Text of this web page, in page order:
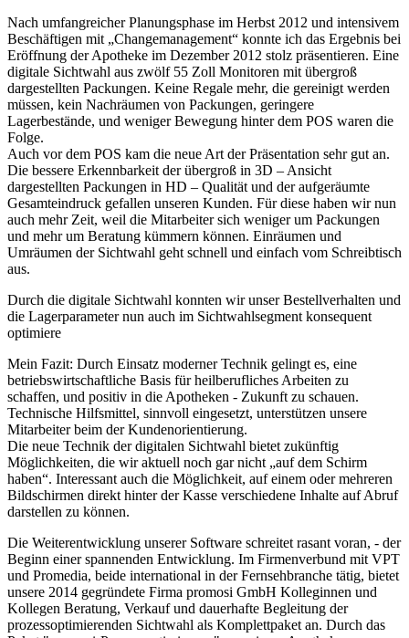
Nach umfangreicher Planungsphase im Herbst 2012 und intensivem
Beschäftigen mit „Changemanagement“ konnte ich das Ergebnis bei
Eröffnung der Apotheke im Dezember 2012 stolz präsentieren. Eine
digitale Sichtwahl aus zwölf 55 Zoll Monitoren mit übergroß
dargestellten Packungen. Keine Regale mehr, die gereinigt werden
müssen, kein Nachräumen von Packungen, geringere
Lagerbestände, und weniger Bewegung hinter dem POS waren die
Folge.
Auch vor dem POS kam die neue Art der Präsentation sehr gut an.
Die bessere Erkennbarkeit der übergroß in 3D – Ansicht
dargestellten Packungen in HD – Qualität und der aufgeräumte
Gesamteindruck gefallen unseren Kunden. Für diese haben wir nun
auch mehr Zeit, weil die Mitarbeiter sich weniger um Packungen
und mehr um Beratung kümmern können. Einräumen und
Umräumen der Sichtwahl geht schnell und einfach vom Schreibtisch
aus.
Durch die digitale Sichtwahl konnten wir unser Bestellverhalten und
die Lagerparameter nun auch im Sichtwahlsegment konsequent
optimiere
Mein Fazit: Durch Einsatz moderner Technik gelingt es, eine
betriebswirtschaftliche Basis für heilberufliches Arbeiten zu
schaffen, und positiv in die Apotheken - Zukunft zu schauen.
Technische Hilfsmittel, sinnvoll eingesetzt, unterstützen unsere
Mitarbeiter beim der Kundenorientierung.
Die neue Technik der digitalen Sichtwahl bietet zukünftig
Möglichkeiten, die wir aktuell noch gar nicht „auf dem Schirm
haben“. Interessant auch die Möglichkeit, auf einem oder mehreren
Bildschirmen direkt hinter der Kasse verschiedene Inhalte auf Abruf
darstellen zu können.
Die Weiterentwicklung unserer Software schreitet rasant voran, - der
Beginn einer spannenden Entwicklung. Im Firmenverbund mit VPT
und Promedia, beide international in der Fernsehbranche tätig, bietet
unsere 2014 gegründete Firma promosi GmbH Kolleginnen und
Kollegen Beratung, Verkauf und dauerhafte Begleitung der
prozessoptimierenden Sichtwahl als Komplettpaket an. Durch das